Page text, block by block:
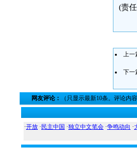
(责
上一
下一
网友评论： （只显示最新10条。评论内
·开放 · 民主中国 ·独立中文笔会 ·争鸣动向 ·